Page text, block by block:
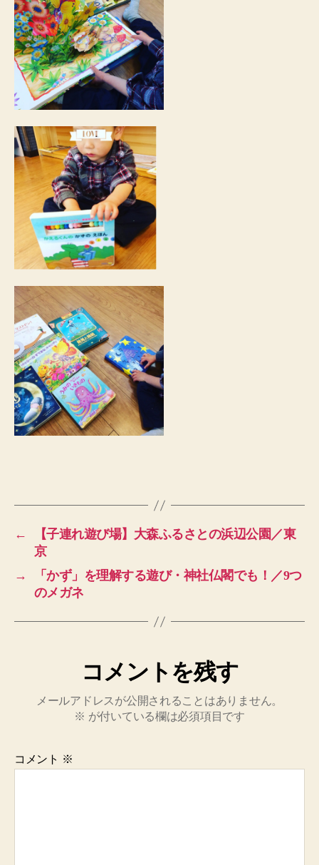
←
【子連れ遊び場】大森ふるさとの浜辺公園／東
京
→
「かず」を理解する遊び・神社仏閣でも！／9つ
のメガネ
コメントを残す
メールアドレスが公開されることはありません。
※ が付いている欄は必須項目です
コメント ※